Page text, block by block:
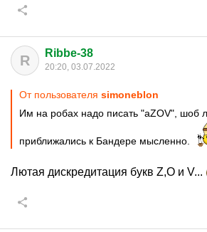
R Ribbe-38
20:20, 03.07.2022
От пользователя simoneblon
Им на робах надо писать "аZOV", шоб
приближались к Бандере мысленно.
Лютая дискредитация букв Z,O и V...